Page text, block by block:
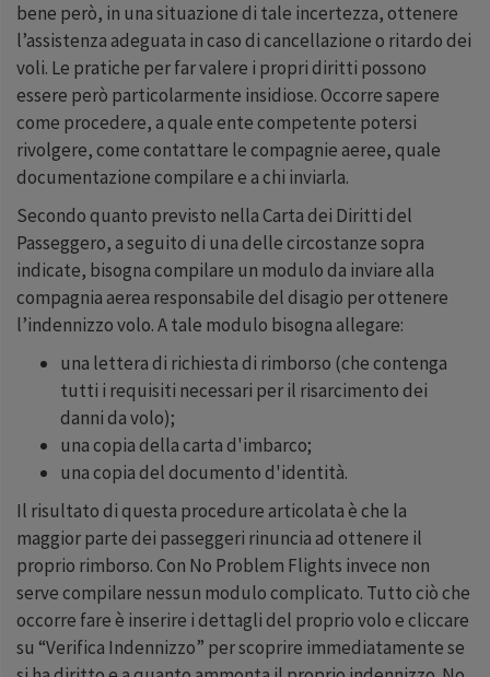
bene però, in una situazione di tale incertezza, ottenere
l’assistenza adeguata in caso di cancellazione o ritardo dei
voli. Le pratiche per far valere i propri diritti possono
essere però particolarmente insidiose. Occorre sapere
come procedere, a quale ente competente potersi
rivolgere, come contattare le compagnie aeree, quale
documentazione compilare e a chi inviarla.
Secondo quanto previsto nella Carta dei Diritti del
Passeggero, a seguito di una delle circostanze sopra
indicate, bisogna compilare un modulo da inviare alla
compagnia aerea responsabile del disagio per ottenere
l’indennizzo volo. A tale modulo bisogna allegare:
una lettera di richiesta di rimborso (che contenga
tutti i requisiti necessari per il risarcimento dei
danni da volo);
una copia della carta d'imbarco;
una copia del documento d'identità.
Il risultato di questa procedure articolata è che la
maggior parte dei passeggeri rinuncia ad ottenere il
proprio rimborso. Con No Problem Flights invece non
serve compilare nessun modulo complicato. Tutto ciò che
occorre fare è inserire i dettagli del proprio volo e cliccare
su “Verifica Indennizzo” per scoprire immediatamente se